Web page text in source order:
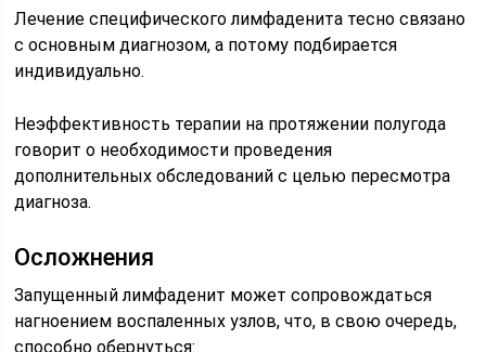
Лечение специфического лимфаденита тесно связано
с основным диагнозом, а потому подбирается
индивидуально.
Неэффективность терапии на протяжении полугода
говорит о необходимости проведения
дополнительных обследований с целью пересмотра
диагноза.
Осложнения
Запущенный лимфаденит может сопровождаться
нагноением воспаленных узлов, что, в свою очередь,
способно обернуться: